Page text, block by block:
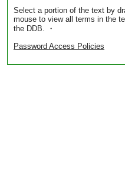
Select a portion of the text by
mouse to view all terms in the
the DDB. ・
Password Access Policies